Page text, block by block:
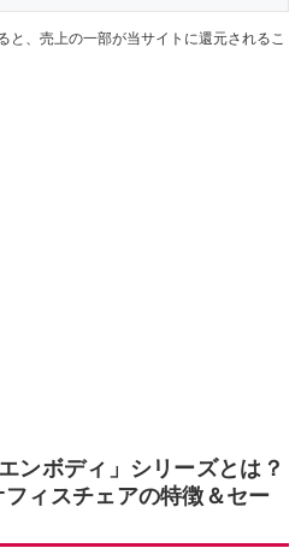
と、売上の一部が当サイトに還元されるこ
ンボディ」シリーズとは？
ィスチェアの特徴＆セー